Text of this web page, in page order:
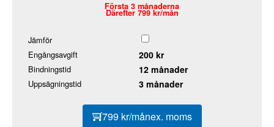
Första 3 månaderna
Därefter 799 kr/mån
Jämför
Engångsavgift
200 kr
Bindningstid 12 månader
Uppsägningstid 3 månader
799 kr/månex. moms